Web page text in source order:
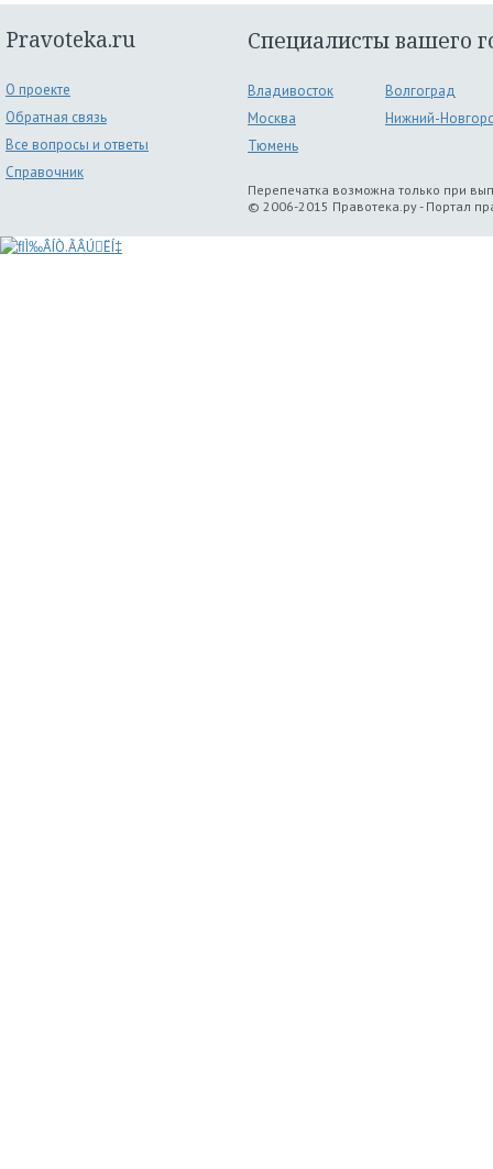
Pravoteka.ru
О проекте
Обратная связь
Все вопросы и ответы
Справочник
Специалисты вашего
Владивосток
Волгоград
Москва
Нижний-
Тюмень
Перепечатка возможна только при
© 2006-2015 Правотека.ру - Портал